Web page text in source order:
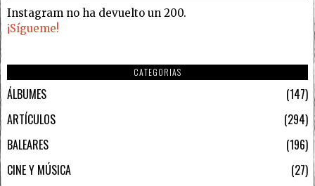
Instagram no ha devuelto un 200.
¡Sígueme!
CATEGORIAS
ÁLBUMES
147
ARTÍCULOS
294
BALEARES
196
CINE Y MÚSICA
27